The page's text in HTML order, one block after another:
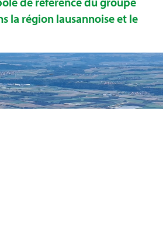
la région lausannoise et le